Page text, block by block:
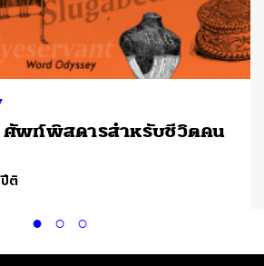
ศัพท์พิสดารสำหรับชีวิตคน
ติ